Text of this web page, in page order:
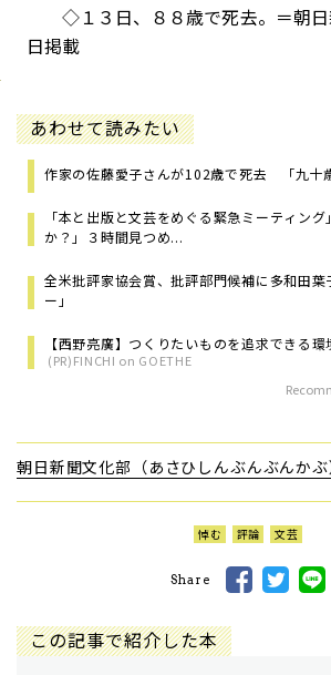
◇１３日、８８歳で死去。＝朝日
日掲載
あわせて読みたい
作家の佐藤愛子さんが102歳で死去 「九十
「本と出版と文芸をめぐる緊急ミーティン
か？」３時間見つめ...
全米批評家協会賞、批評部門候補に多和田葉
ー」
【西野亮廣】つくりたいものを追求できる
(PR)FINCHI on GOETHE
朝日新聞文化部（あさひしんぶんぶんかぶ
悼む 評論 文芸
Share
この記事で紹介した本